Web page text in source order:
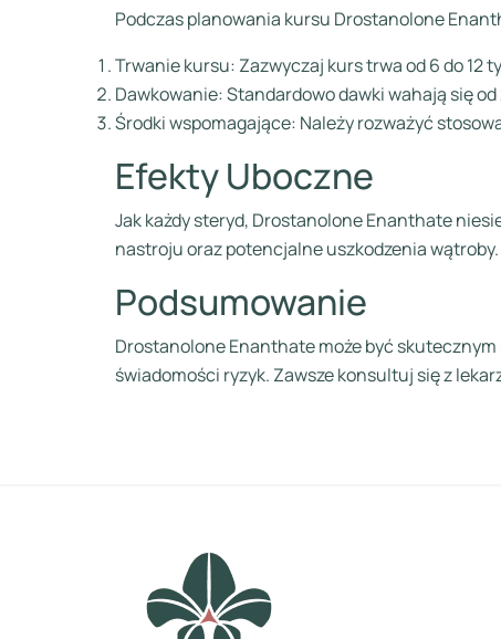
Podczas planowania kursu Drostanolone
Trwanie kursu: Zazwyczaj kurs trwa od 6 do 12
Dawkowanie: Standardowo dawki wahają się
Środki wspomagające: Należy rozważyć
Efekty Uboczne
Jak każdy steryd, Drostanolone Enanthate
nastroju oraz potencjalne uszkodzenia
Podsumowanie
Drostanolone Enanthate może być
świadomości ryzyk. Zawsze konsultuj się z